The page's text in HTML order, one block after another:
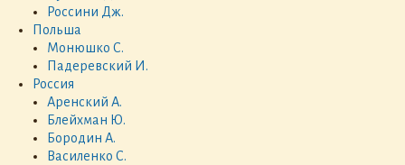
Россини Дж.
Польша
Монюшко С.
Падеревский И.
Россия
Аренский А.
Блейхман Ю.
Бородин А.
Василенко С.